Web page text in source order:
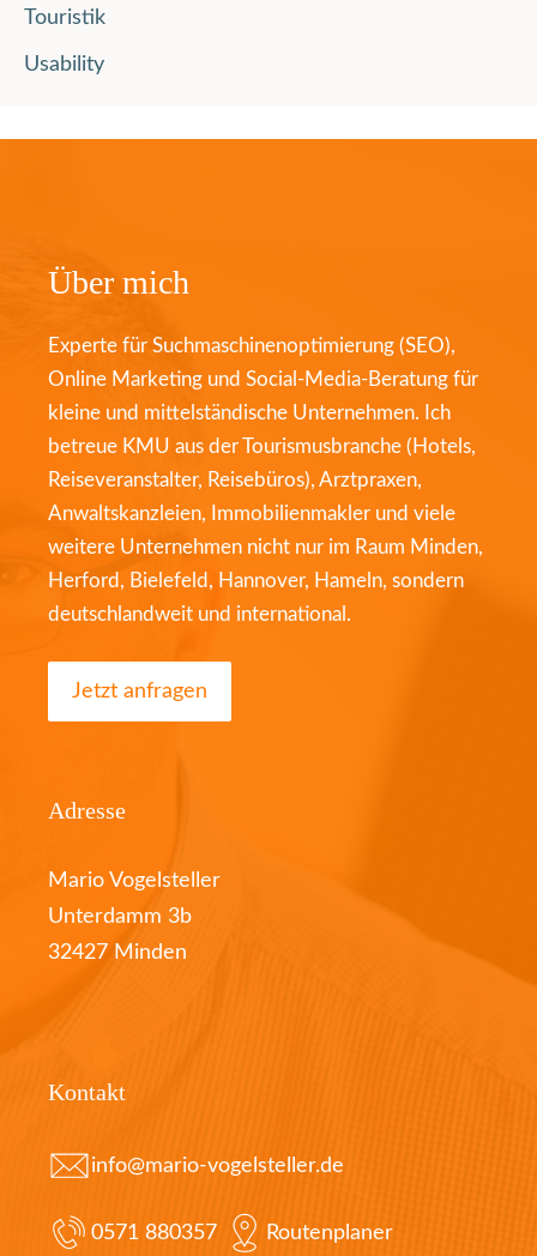
Touristik
Usability
Über mich
Experte für Suchmaschinenoptimierung (SEO),
Online Marketing und Social-Media-Beratung für
kleine und mittelständische Unternehmen. Ich
betreue KMU aus der Tourismusbranche (Hotels,
Reiseveranstalter, Reisebüros), Arztpraxen,
Anwaltskanzleien, Immobilienmakler und viele
weitere Unternehmen nicht nur im Raum Minden,
Herford, Bielefeld, Hannover, Hameln, sondern
deutschlandweit und international.
Jetzt anfragen
Adresse
Mario Vogelsteller
Unterdamm 3b
32427 Minden
Kontakt
info@mario-vogelsteller.de
0571 880357 Routenplaner